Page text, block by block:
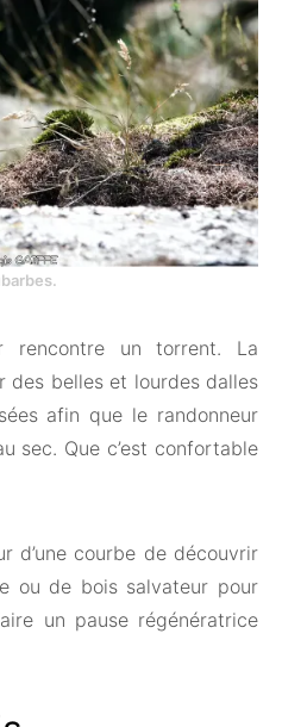
un torrent. La
belles et lourdes dalles
afin que le randonneur
sec. Que c’est confortable
d’une courbe de découvrir
ou de bois salvateur pour
un pause régénératrice